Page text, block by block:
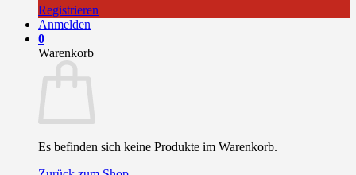
Registrieren
Anmelden
0
Warenkorb
Es befinden sich keine Produkte im Warenkorb.